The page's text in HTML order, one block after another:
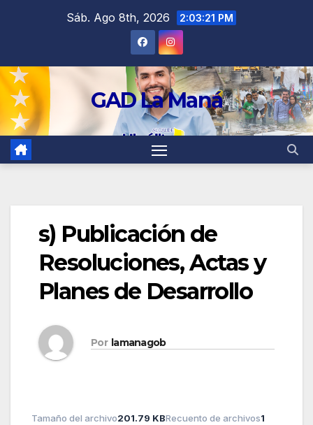
Sáb. Ago 8th, 2026 2:03:21 PM
GAD La Maná
s) Publicación de
Resoluciones, Actas y
Planes de Desarrollo
Por lamanagob
Tamaño del archivo201.79 KBRecuento de archivos1